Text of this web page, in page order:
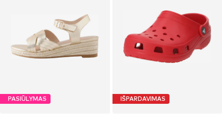
PASIŪLYMAS IŠPARDAVIMAS